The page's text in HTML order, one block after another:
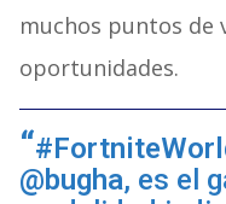
muchos puntos de
oportunidades.
@bugha, es el